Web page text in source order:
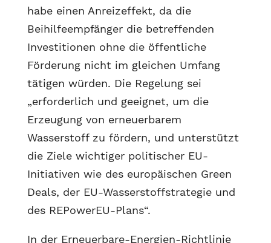
habe einen Anreizeffekt, da die
Beihilfeempfänger die betreffenden
Investitionen ohne die öffentliche
Förderung nicht im gleichen Umfang
tätigen würden. Die Regelung sei
„erforderlich und geeignet, um die
Erzeugung von erneuerbarem
Wasserstoff zu fördern, und unterstützt
die Ziele wichtiger politischer EU-
Initiativen wie des europäischen Green
Deals, der EU-Wasserstoffstrategie und
des REPowerEU-Plans“.
In der Erneuerbare-Energien-Richtlinie